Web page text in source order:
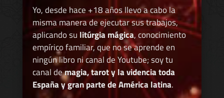
Yo, desde hace +18 años llevo a cabo la
misma manera de ejecutar sus trabajos,
aplicando su litúrgia mágica, conocimiento
empírico familiar, que no se aprende en
ningún libro ni canal de Youtube; soy tu
canal demagia, tarot y la videncia toda
España y gran parte de América latina.